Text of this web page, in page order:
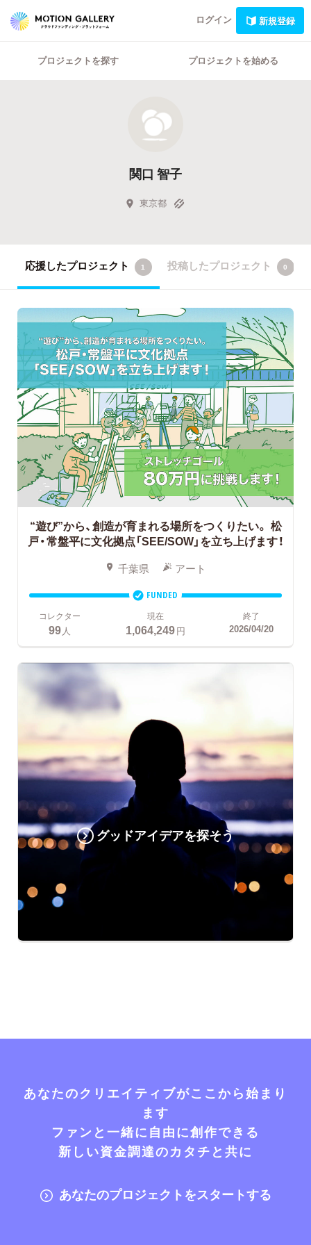
ログイン 新規登録
プロジェクトを探す プロジェクトを始める
関口 智子
東京都
応援したプロジェクト 1 投稿したプロジェクト 0
“遊び”から、創造が育まれる場所をつくりたい。 松
戸・常盤平に文化拠点「SEE/SOW」を立ち上げます！
千葉県 アート
FUNDED
コレクター
99 人
現在
1,064,249円
終了
2026/04/20
グッドアイデアを探そう
あなたのクリエイティブがここから始まり
ます
ファンと一緒に自由に創作できる
新しい資金調達のカタチと共に
あなたのプロジェクトをスタートする